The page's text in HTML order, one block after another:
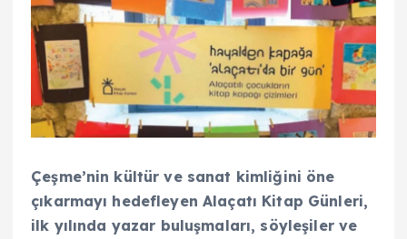
Çeşme’nin kültür ve sanat kimliğini öne
çıkarmayı hedefleyen Alaçatı Kitap Günleri,
ilk yılında yazar buluşmaları, söyleşiler ve